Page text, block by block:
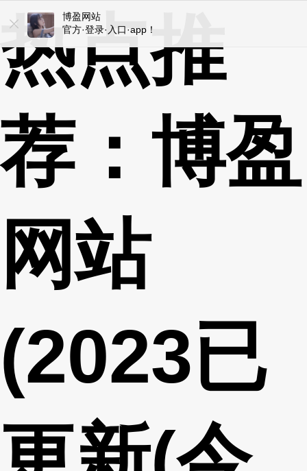
热点推
荐：博盈
网站
(2023已
博盈网站
官方·登录·入口·app！